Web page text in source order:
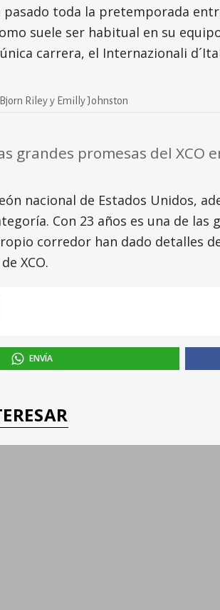
pasado toda la pretemporada
suele ser habitual en su
carrera, el Internazionali
Bjorn Riley y Emilly Johnston
grandes promesas del XCO
nacional de Estados Unidos,
Con 23 años es una de
corredor han dado detalles
XCO.
ENVÍA